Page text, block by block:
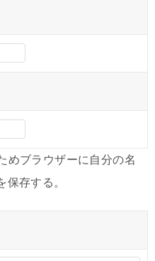
めブラウザーに自分の名
存する。